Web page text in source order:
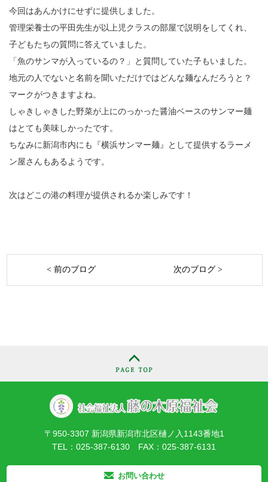
今回はあんかけにせずに提供しました。
管理栄養士の平田先生が以上児クラスの部屋で説明をしてくれ、
子どもたちの質問に答えていました。
「魚のサンマが入っているの？」と質問していた子もいました。
地元の人でないと名前を聞いただけではどんな麺なんだろうと？
マークがつきますよね。
しゃきしゃきした野菜が上にのっかった醤油ベースのサンマー麺
はとても美味しかったです。
ちなみに新潟市内にも『横浜サンマー麺』として提供するラーメ
ン屋さんもあるようです。
次はどこの港の料理が提供されるか楽しみです！
< 前のブログ 次のブログ >
〒950-3307 新潟県新潟市北区樋ノ入1143番地1
TEL：025-387-6130 FAX：025-387-6131
お問い合わせ